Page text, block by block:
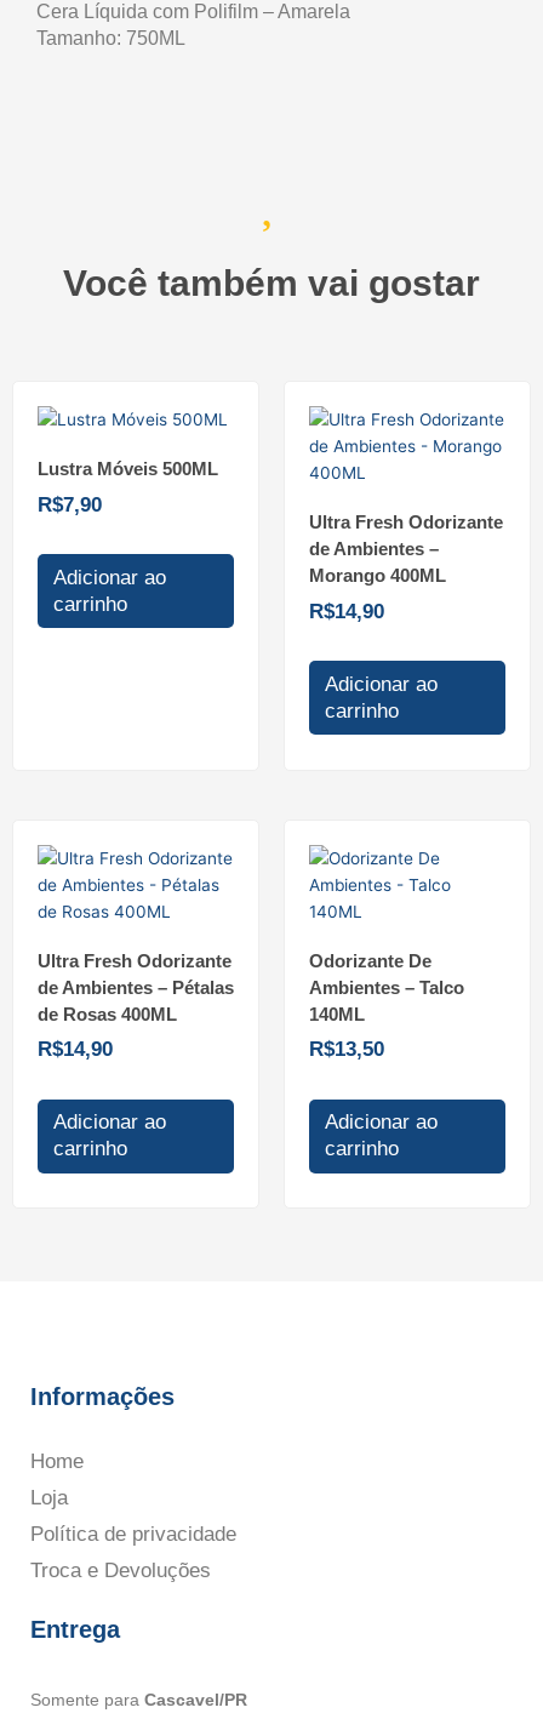
Cera Líquida com Polifilm – Amarela
Tamanho: 750ML
Você também vai gostar
Lustra Móveis 500ML
R$7,90
Adicionar ao
carrinho
Ultra Fresh Odorizante
de Ambientes –
Morango 400ML
R$14,90
Adicionar ao
carrinho
Ultra Fresh Odorizante
de Ambientes – Pétalas
de Rosas 400ML
R$14,90
Adicionar ao
carrinho
Odorizante De
Ambientes – Talco
140ML
R$13,50
Adicionar ao
carrinho
Informações
Home
Loja
Política de privacidade
Troca e Devoluções
Entrega
Somente para Cascavel/PR